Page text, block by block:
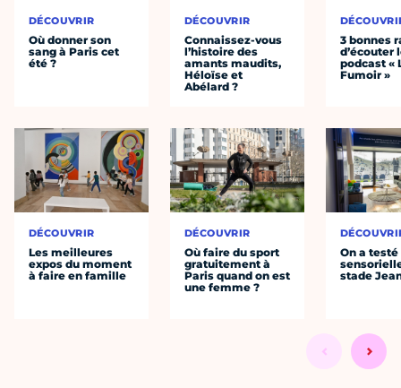
DÉCOUVRIR
Où donner son
sang à Paris cet
été ?
DÉCOUVRIR
Les meilleures
expos du moment
à faire en famille
DÉCOUVRIR
Connaissez-vous
l’histoire des
amants maudits,
Héloïse et
Abélard ?
DÉCOUVRIR
Où faire du sport
gratuitement à
Paris quand on est
une femme ?
3 bonnes
d’écouter
podcast «
Fumoir »
On a
stade